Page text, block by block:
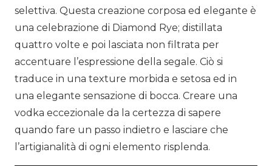
selettiva. Questa creazione corposa ed elegante è
una celebrazione di Diamond Rye; distillata
quattro volte e poi lasciata non filtrata per
accentuare l’espressione della segale. Ciò si
traduce in una texture morbida e setosa ed in
una elegante sensazione di bocca. Creare una
vodka eccezionale da la certezza di sapere
quando fare un passo indietro e lasciare che
l’artigianalità di ogni elemento risplenda.